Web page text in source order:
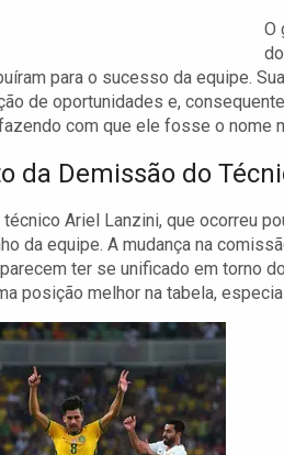
O
para o sucesso da equipe.
de oportunidades e,
com que ele fosse o nome
da Demissão do
Ariel Lanzini, que ocorreu
da equipe. A mudança na
ter se unificado em torno
posição melhor na tabela,